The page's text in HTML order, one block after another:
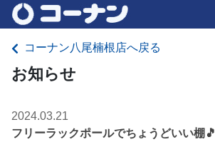
コーナン八尾楠根店へ戻る
お知らせ
2024.03.21
フリーラックポールでちょうどいい棚🎵